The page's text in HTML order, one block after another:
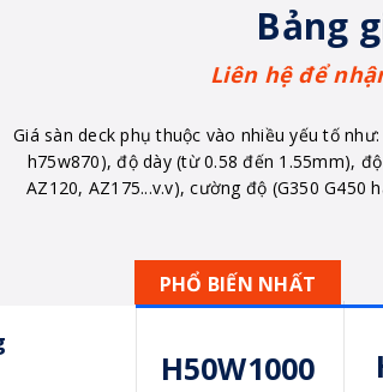
Bảng
Liên hệ để
Giá sàn deck phụ thuộc vào nhiều yếu tố
h75w870), độ dày (từ 0.58 đến 1.55mm),
AZ120, AZ175...v.v), cường độ (G350 G450
H50W1000
PHỔ BIẾN NHẤT